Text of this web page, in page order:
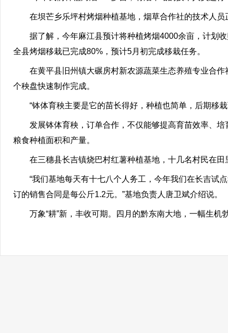
在坝芒乡乐坪村烤烟种植基地，烟草合作社的技术人员
据了解，今年麻江县预计将种植烤烟4000余亩，计划收
全县烤烟移栽已完成80%，预计5月初完成移栽任务。
在黄平县旧州镇大碾房村新农源蔬菜生态养殖专业合作
个秧盘快速制作完成。
“钵体育秧主要是它的苗长得好，种植也简单，后期移栽
发展钵体育秧，订单合作，不仅能够提高育苗效率、培
粮食种植面积和产量。
在三穗县长吉镇烧巴村红薯种植基地，十几名村民在田
“我们基地每天有十七八个人务工，今年我们在长吉试
订的销售合同是每公斤1.2元。”基地负责人唐卫斌介绍说。
万象“耕”新，丰收可期。四月的黔东南大地，一幅生机